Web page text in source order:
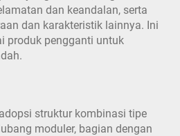
dan keandalan, serta
dan karakteristik lainnya. Ini
produk pengganti untuk
struktur kombinasi tipe
moduler, bagian dengan